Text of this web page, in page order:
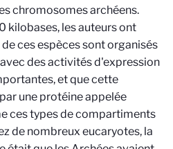
chromosomes archéens.
kilobases, les auteurs ont
ces espèces sont organisés
des activités d'expression
et que cette
une protéine appelée
ces types de compartiments
de nombreux eucaryotes, la